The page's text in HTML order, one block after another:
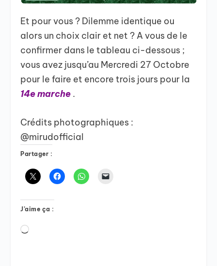
Et pour vous ? Dilemme identique ou
alors un choix clair et net ? A vous de le
confirmer dans le tableau ci-dessous ;
vous avez jusqu’au Mercredi 27 Octobre
pour le faire et encore trois jours pour la
14e marche .
Crédits photographiques :
@mirudofficial
Partager :
J’aime ça :
Chargement…